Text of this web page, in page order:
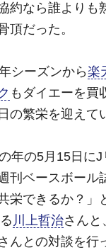
約なら誰よりも
頂だった。
シーズンから楽
もダイエーを買
の繁栄を迎えて
年の5月15日にJ
刊ベースボール
栄できるか？」
川上哲治さんと
んとの対談を行